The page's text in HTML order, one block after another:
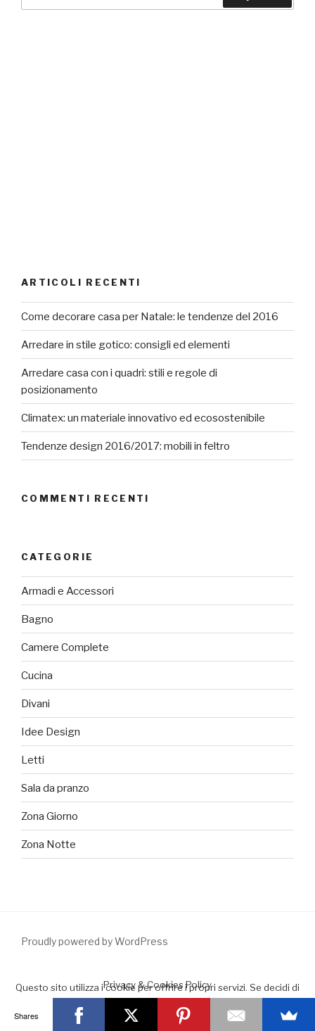
ARTICOLI RECENTI
Come decorare casa per Natale: le tendenze del 2016
Arredare in stile gotico: consigli ed elementi
Arredare casa con i quadri: stili e regole di
posizionamento
Climatex: un materiale innovativo ed ecosostenibile
Tendenze design 2016/2017: mobili in feltro
COMMENTI RECENTI
CATEGORIE
Armadi e Accessori
Bagno
Camere Complete
Cucina
Divani
Idee Design
Letti
Sala da pranzo
Zona Giorno
Zona Notte
Proudly powered by WordPress
Questo sito utilizza i cookie per offrire i propri servizi. Se decidi di
Accept
Leggimi
Privacy & Cookies Policy
Shares